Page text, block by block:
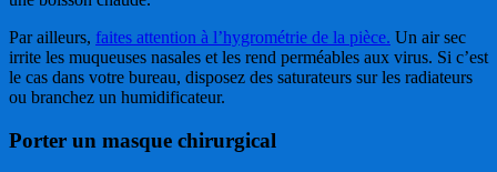
Par ailleurs, faites attention à l’hygrométrie de la pièce. Un air sec
irrite les muqueuses nasales et les rend perméables aux virus. Si c’est
le cas dans votre bureau, disposez des saturateurs sur les radiateurs
ou branchez un humidificateur.
Porter un masque chirurgical